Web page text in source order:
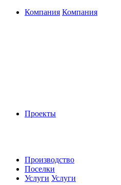
Компания Компания
Проекты
Производство
Поселки
Услуги Услуги